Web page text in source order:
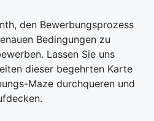
den Bewerbungsprozess
Bedingungen zu
Lassen Sie uns
dieser begehrten Karte
Maze durchqueren und